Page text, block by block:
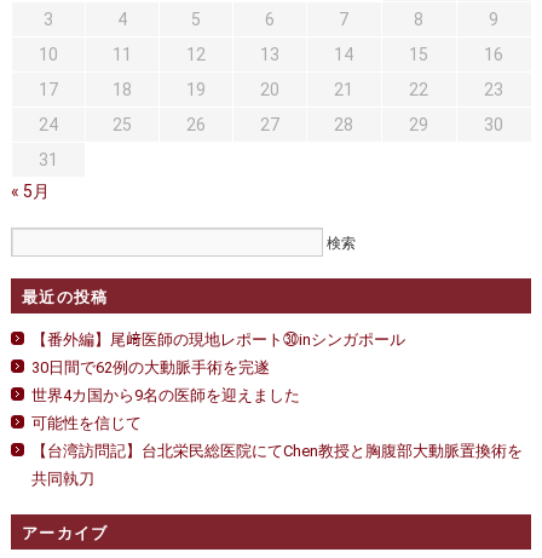
3
4 5 6 7 8
9
10
11 12 13 14 15
16
17
18 19 20 21 22
23
24
25 26 27 28 29
30
31
« 5月
最近の投稿
【番外編】尾﨑医師の現地レポート㉚inシンガポール
30日間で62例の大動脈手術を完遂
世界4カ国から9名の医師を迎えました
可能性を信じて
【台湾訪問記】台北栄民総医院にてChen教授と胸腹部大動脈置換術を
共同執刀
アーカイブ